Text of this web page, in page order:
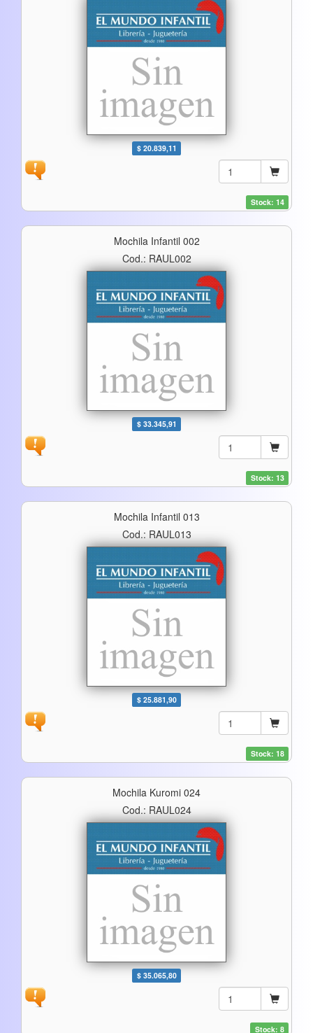
$ 20.839,11
Stock: 14
Mochila Infantil 002
Cod.: RAUL002
$ 33.345,91
Stock: 13
Mochila Infantil 013
Cod.: RAUL013
$ 25.881,90
Stock: 18
Mochila Kuromi 024
Cod.: RAUL024
$ 35.065,80
Stock: 8